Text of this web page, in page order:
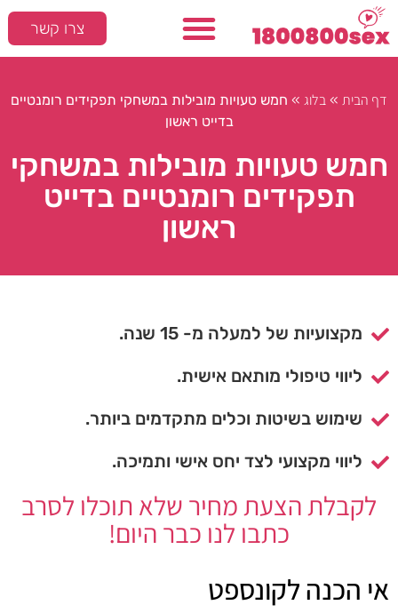
צרו קשר
דף הבית » בלוג » חמש טעויות מובילות במשחקי תפקידים רומנטיים
בדייט ראשון
חמש טעויות מובילות במשחקי
תפקידים רומנטיים בדייט
ראשון
מקצועיות של למעלה מ- 15 שנה.
ליווי טיפולי מותאם אישית.
שימוש בשיטות וכלים מתקדמים ביותר.
ליווי מקצועי לצד יחס אישי ותמיכה.
לקבלת הצעת מחיר שלא תוכלו לסרב
כתבו לנו כבר היום!
אי הכנה לקונספט